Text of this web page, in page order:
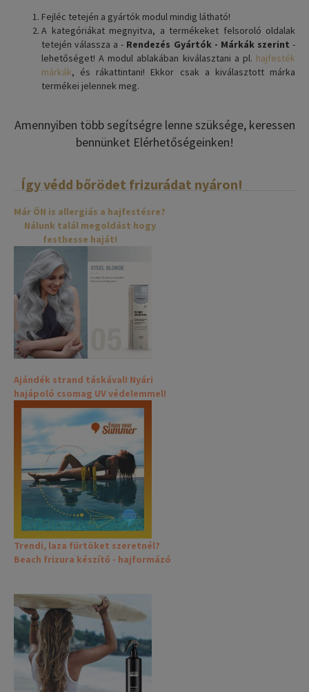
Fejléc tetején a gyártók modul mindig látható!
A kategóriákat megnyitva, a termékeket felsoroló oldalak
tetején válassza a - Rendezés Gyártók - Márkák szerint -
lehetőséget! A modul ablakában kiválasztani a pl. hajfesték
márkák, és rákattintani! Ekkor csak a kiválasztott márka
termékei jelennek meg.
Amennyiben több segítségre lenne szüksége, keressen
bennünket Elérhetőségeinken!
Így védd bőrödet frizurádat nyáron!
Már ÖN is allergiás a hajfestésre?
Nálunk talál megoldást hogy
festhesse haját!
Ajándék strand táskával! Nyári
hajápoló csomag UV védelemmel!
Trendi, laza fürtöket szeretnél?
Beach frizura készítő - hajformázó